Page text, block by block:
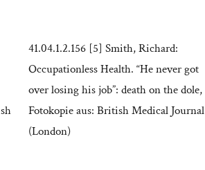
41.04.1.2.156 [5] Smith, Richard:
Occupationless Health. “He never got
over losing his job”: death on the dole,
Fotokopie aus: British Medical Journal
(London)